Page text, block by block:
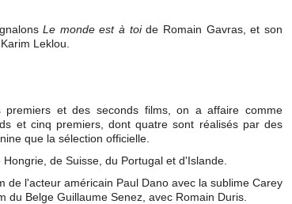
Le monde est à toide Romain Gavras, et son
Leklou.
et des seconds films, on a affaire comme
et cinq premiers, dont quatre sont réalisés par des
que la sélection officielle.
de Suisse, du Portugal et d'Islande.
de l'acteur américain Paul Dano avec la sublime Carey
du Belge Guillaume Senez, avec Romain Duris.